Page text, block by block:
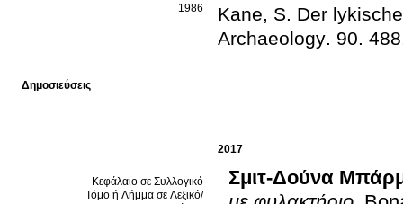
1986 Kane, S. Der
Archaeology. 90. 488
Δημοσιεύσεις
2017
Κεφάλαιο σε Συλλογικό
Τόμο ή Λήμμα σε Λεξικό/
Σμιτ-Δούνα